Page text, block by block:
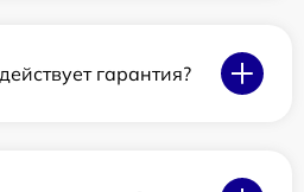
гарантия?